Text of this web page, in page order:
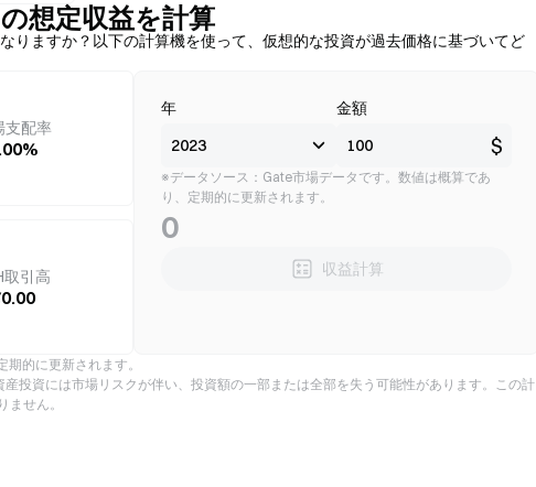
想定収益を計算
りますか？以下の計算機を使って、仮想的な投資が過去価格に基づいてど
支配率
取引高
年 金額
$
※データソース：Gate市場データです。数値は概算であ
り、定期的に更新されます。
0
収益計算
的に更新されます。
投資には市場リスクが伴い、投資額の一部または全部を失う可能性があります。この計
せん。